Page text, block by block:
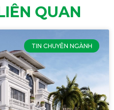
QUAN
TIN CHUYÊN NGÀNH